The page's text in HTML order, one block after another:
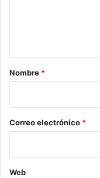
r
*
Nombre *
Correo electrónico *
Web